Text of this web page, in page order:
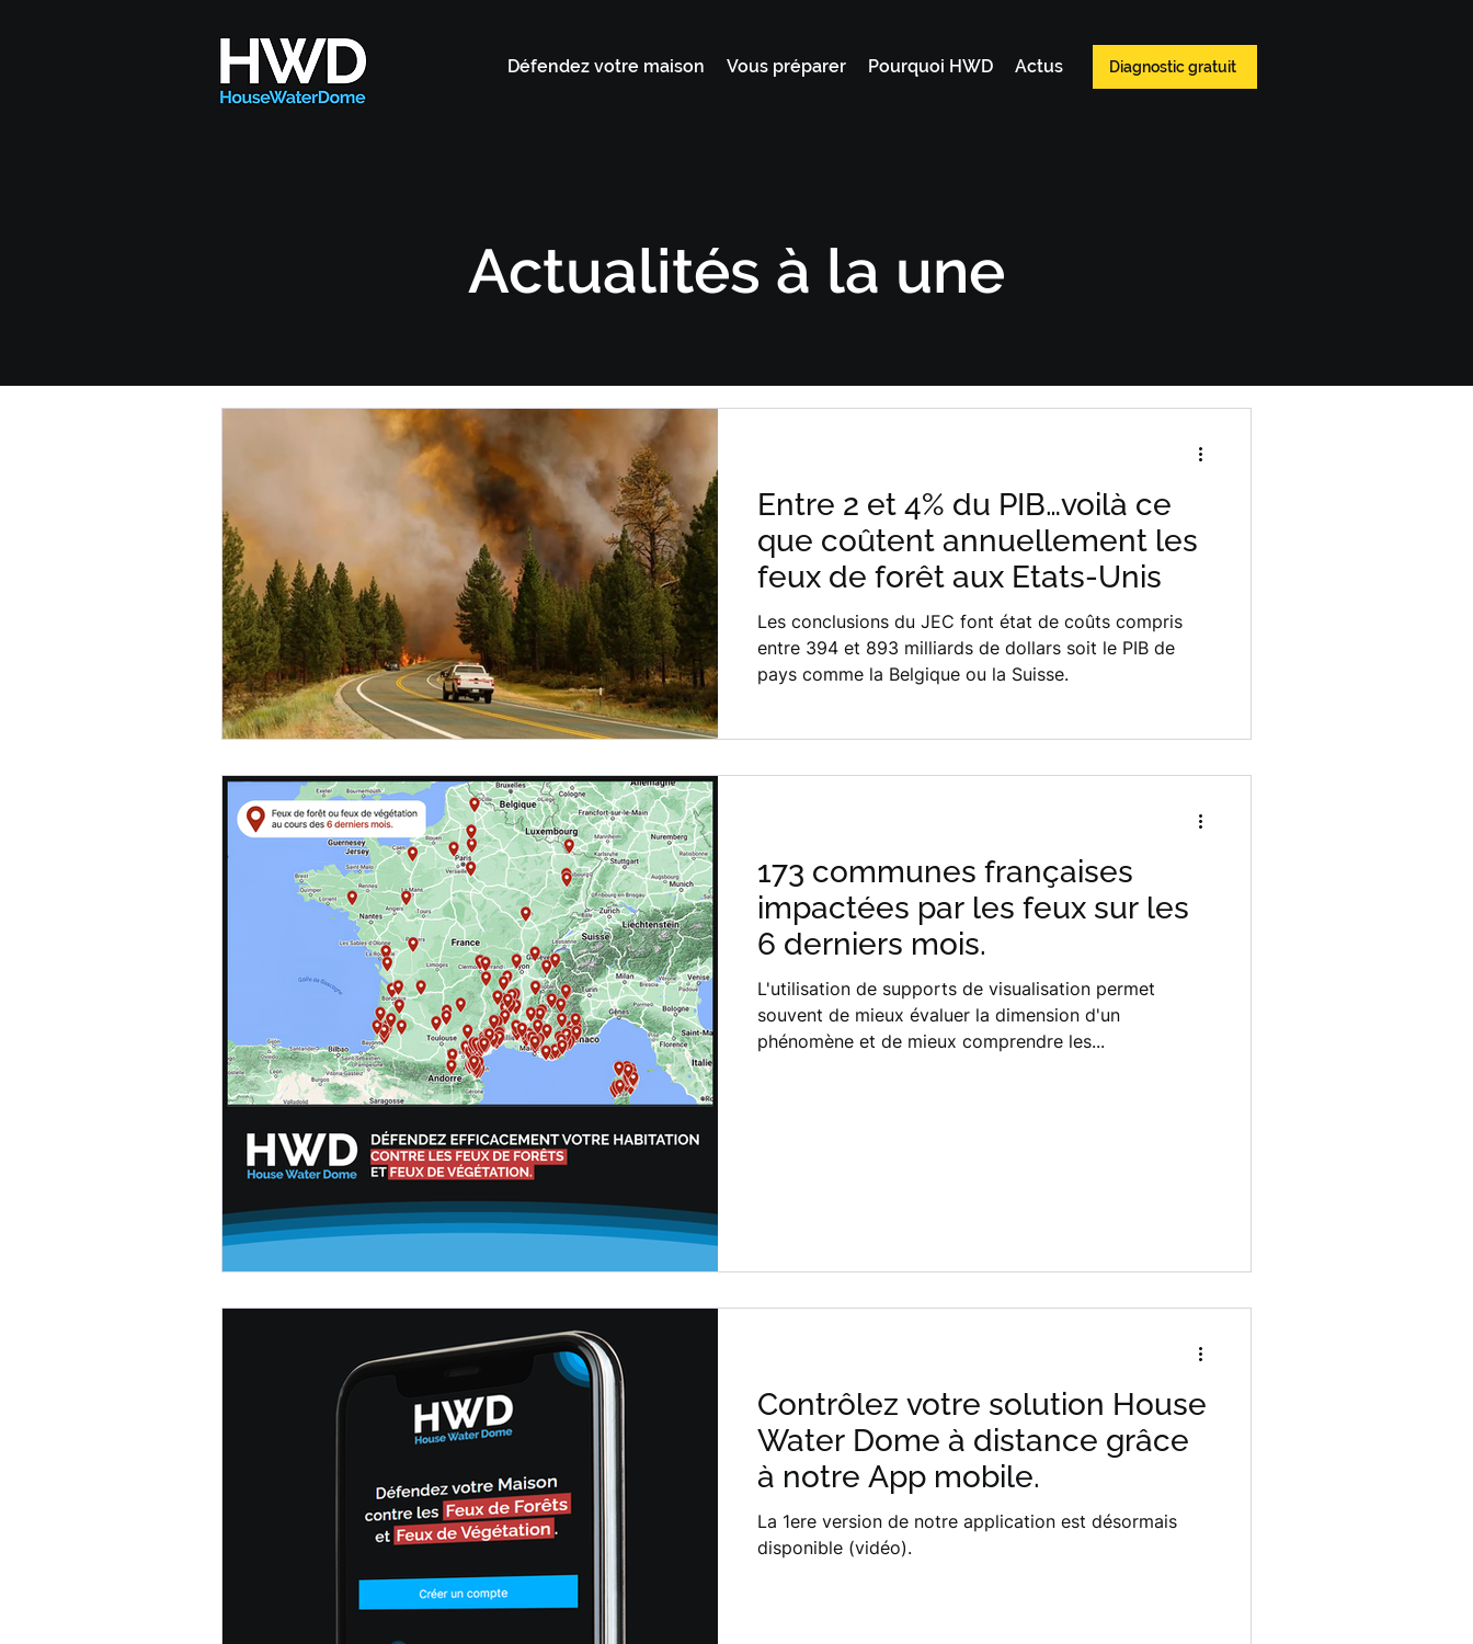
Défendez votre maison Vous préparer Pourquoi HWD Actus Diagnostic gratuit
Actualités à la une
Entre 2 et 4% du PIB…voilà ce
que coûtent annuellement les
feux de forêt aux Etats-Unis
Les conclusions du JEC font état de coûts compris
entre 394 et 893 milliards de dollars soit le PIB de
pays comme la Belgique ou la Suisse.
173 communes françaises
impactées par les feux sur les
6 derniers mois.
L'utilisation de supports de visualisation permet
souvent de mieux évaluer la dimension d'un
phénomène et de mieux comprendre les...
Contrôlez votre solution House
Water Dome à distance grâce
à notre App mobile.
La 1ere version de notre application est désormais
disponible (vidéo).